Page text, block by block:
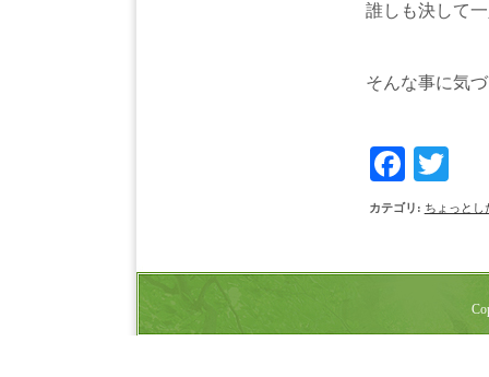
誰しも決して
そんな事に気
カテゴリ : ちょっとし